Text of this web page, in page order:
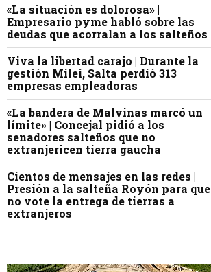
«La situación es dolorosa» |
Empresario pyme habló sobre las
deudas que acorralan a los salteños
Viva la libertad carajo | Durante la
gestión Milei, Salta perdió 313
empresas empleadoras
«La bandera de Malvinas marcó un
límite» | Concejal pidió a los
senadores salteños que no
extranjericen tierra gaucha
Cientos de mensajes en las redes |
Presión a la salteña Royón para que
no vote la entrega de tierras a
extranjeros